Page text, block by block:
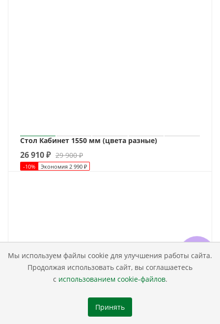
Мы используем файлы cookie для улучшения работы сайта.
Продолжая использовать сайт, вы соглашаетесь
с использованием cookie-файлов.
Принять
Стол Кабинет 1550 мм (цвета разные)
26 910₽ 29 900₽
-10% Экономия 2 990 ₽